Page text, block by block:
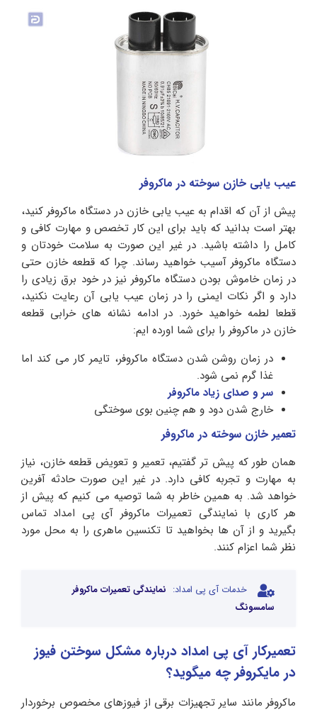
عیب یابی خازن سوخته در ماکروفر
پیش از آن که اقدام به عیب یابی خازن در دستگاه ماکروفر کنید،
بهتر است بدانید که باید برای این کار تخصص و مهارت کافی و
کامل را داشته باشید. در غیر این صورت به سلامت خودتان و
دستگاه ماکروفر آسیب خواهید رساند. چرا که قطعه خازن حتی
در زمان خاموش بودن دستگاه ماکروفر نیز در خود برق زیادی را
دارد و اگر نکات ایمنی را در زمان عیب یابی آن رعایت نکنید،
قطعا لطمه خواهید خورد. در ادامه نشانه های خرابی قطعه
خازن در ماکروفر را برای شما اورده ایم:
در زمان روشن شدن دستگاه ماکروفر، تایمر کار می کند اما
غذا گرم نمی شود.
سر و صدای زیاد ماکروفر
خارج شدن دود و هم چنین بوی سوختگی
تعمیر خازن سوخته در ماکروفر
همان طور که پیش تر گفتیم، تعمیر و تعویض قطعه خازن، نیاز
به مهارت و تجربه کافی دارد. در غیر این صورت حادثه آفرین
خواهد شد. به همین خاطر به شما توصیه می کنیم که پیش از
هر کاری با نمایندگی تعمیرات ماکروفر آی پی امداد تماس
بگیرید و از آن ها بخواهید تا تکنسین ماهری را به محل مورد
نظر شما اعزام کنند.
خدمات آی پی امداد: نمایندگی تعمیرات ماکروفر
سامسونگ
تعمیرکار آی پی امداد درباره مشکل سوختن فیوز
در مایکروفر چه میگوید؟
ماکروفر مانند سایر تجهیزات برقی از فیوزهای مخصوص برخوردار